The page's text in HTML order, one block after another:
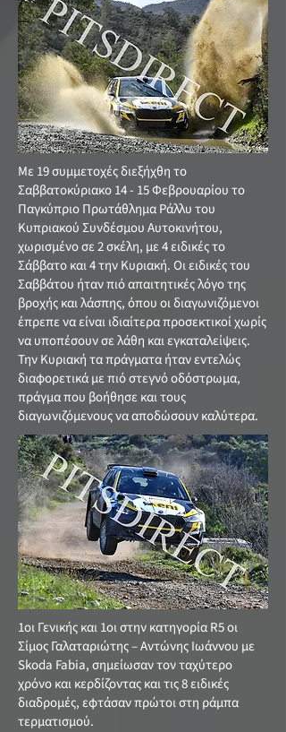
Με 19 συμμετοχές διεξήχθη το
Σαββατοκύριακο 14 - 15 Φεβρουαρίου το
Παγκύπριο Πρωτάθλημα Ράλλυ του
Κυπριακού Συνδέσμου Αυτοκινήτου,
χωρισμένο σε 2 σκέλη, με 4 ειδικές το
Σάββατο και 4 την Κυριακή. Οι ειδικές του
Σαββάτου ήταν πιό απαιτητικές λόγο της
βροχής και λάσπης, όπου οι διαγωνιζόμενοι
έπρεπε να είναι ιδιαίτερα προσεκτικοί χωρίς
να υποπέσουν σε λάθη και εγκαταλείψεις.
Την Κυριακή τα πράγματα ήταν εντελώς
διαφορετικά με πιό στεγνό οδόστρωμα,
πράγμα που βοήθησε και τους
διαγωνιζόμενους να αποδώσουν καλύτερα.
1οι Γενικής και 1οι στην κατηγορία R5 οι
Σίμος Γαλαταριώτης – Αντώνης Ιωάννου με
Skoda Fabia, σημείωσαν τον ταχύτερο
χρόνο και κερδίζοντας και τις 8 ειδικές
διαδρομές, εφτάσαν πρώτοι στη ράμπα
τερματισμού.